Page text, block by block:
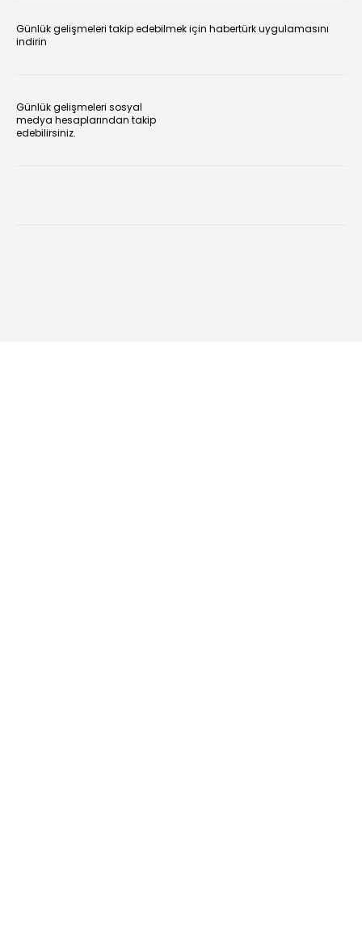
Günlük gelişmeleri takip edebilmek için habertürk uygulamasını
indirin
Günlük gelişmeleri sosyal
medya hesaplarından takip
edebilirsiniz.